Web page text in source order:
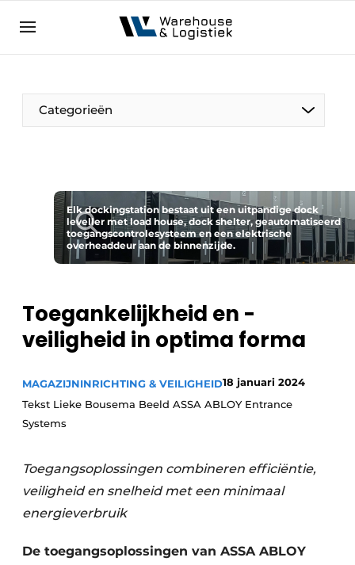
NL EN DE
Categorieën
Elk dockingstation bestaat uit een uitpandige dock
leveller met load house, dock shelter, geautomatiseerd
toegangscontrolesysteem en een elektrische
overheaddeur aan de binnenzijde.
Toegankelijkheid en ­
veiligheid in optima forma
MAGAZIJNINRICHTING & VEILIGHEID18 januari 2024
Tekst Lieke Bousema Beeld ASSA ABLOY Entrance
Systems
Toegangsoplossingen combineren efficiëntie,
veiligheid en snelheid met een minimaal
energieverbruik
De toegangsoplossingen van ASSA ABLOY